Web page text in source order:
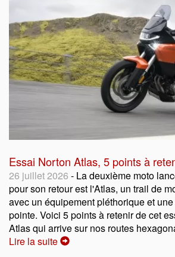
Essai Norton Atlas, 5 points à
26 juillet 2026 - La deuxième moto
pour son retour est l'Atlas, un trail de
avec un équipement pléthorique et
pointe. Voici 5 points à retenir de cet
Atlas qui arrive sur nos routes
Lire la suite